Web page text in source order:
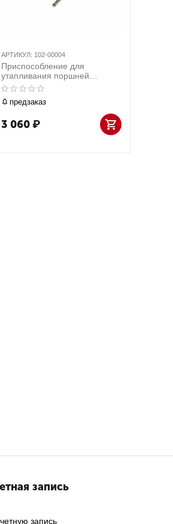
АРТИКУЛ: 102-00004
Приспособление для
утапливания поршней
тормозного цилиндра
МАСТАК 102-00004
предзаказ
3 060₽
запись
запись